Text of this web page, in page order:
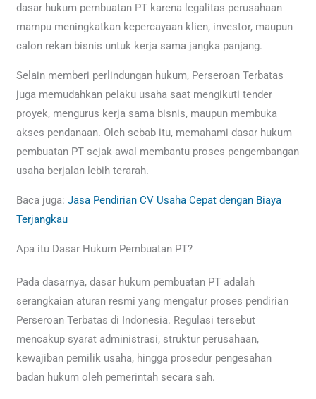
dasar hukum pembuatan PT karena legalitas perusahaan
mampu meningkatkan kepercayaan klien, investor, maupun
calon rekan bisnis untuk kerja sama jangka panjang.
Selain memberi perlindungan hukum, Perseroan Terbatas
juga memudahkan pelaku usaha saat mengikuti tender
proyek, mengurus kerja sama bisnis, maupun membuka
akses pendanaan. Oleh sebab itu, memahami dasar hukum
pembuatan PT sejak awal membantu proses pengembangan
usaha berjalan lebih terarah.
Baca juga:Jasa Pendirian CV Usaha Cepat dengan Biaya
Terjangkau
Apa itu Dasar Hukum Pembuatan PT?
Pada dasarnya, dasar hukum pembuatan PT adalah
serangkaian aturan resmi yang mengatur proses pendirian
Perseroan Terbatas di Indonesia. Regulasi tersebut
mencakup syarat administrasi, struktur perusahaan,
kewajiban pemilik usaha, hingga prosedur pengesahan
badan hukum oleh pemerintah secara sah.